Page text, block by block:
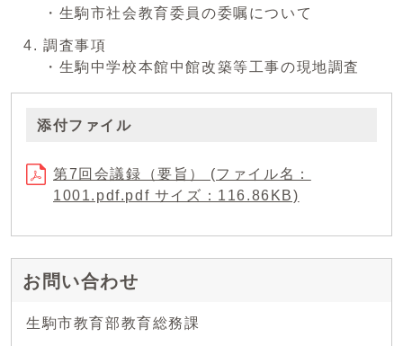
・生駒市社会教育委員の委嘱について
調査事項
・生駒中学校本館中館改築等工事の現地調査
添付ファイル
第7回会議録（要旨） (ファイル名：
1001.pdf.pdf サイズ：116.86KB)
お問い合わせ
生駒市教育部教育総務課